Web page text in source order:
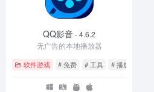
QQ影音- 4.6.2
无广告的本地播放器
软件游戏 # 免费 # 工具 # 播放器